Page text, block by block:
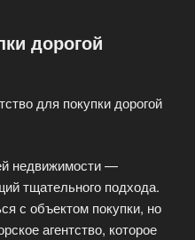
дорогой
для покупки дорогой
недвижимости —
тщательного подхода.
с объектом покупки, но
агентство, которое